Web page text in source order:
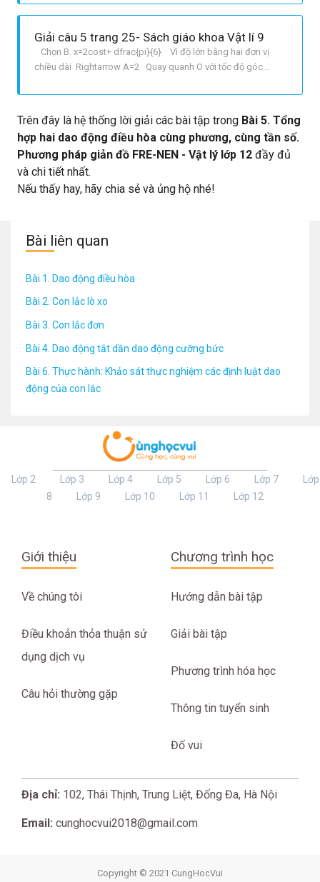
Giải câu 5 trang 25- Sách giáo khoa Vật lí 9
Chọn B. x=2cost+ dfrac{pi}{6} Vì độ lớn bằng hai đơn vị
chiều dài Rightarrow A=2 Quay quanh O với tốc độ góc
varphi=30^0=dfrac{pi}{6}
Trên đây là hệ thống lời giải các bài tập trong Bài 5. Tổng
hợp hai dao động điều hòa cùng phương, cùng tần số.
Phương pháp giản đồ FRE-NEN - Vật lý lớp 12 đầy đủ
và chi tiết nhất.
Nếu thấy hay, hãy chia sẻ và ủng hộ nhé!
Bài liên quan
Bài 1. Dao động điều hòa
Bài 2. Con lắc lò xo
Bài 3. Con lắc đơn
Bài 4. Dao động tắt dần dao động cưỡng bức
Bài 6. Thực hành: Khảo sát thực nghiệm các định luật dao
động của con lắc
Lớp 2 Lớp 3 Lớp 4 Lớp 5 Lớp 6 Lớp 7
Lớp
8
Lớp 9 Lớp 10 Lớp 11 Lớp 12
Giới thiệu
Về chúng tôi
Điều khoản thỏa thuận sử
dụng dịch vụ
Câu hỏi thường gặp
Chương trình học
Hướng dẫn bài tập
Giải bài tập
Phương trình hóa học
Thông tin tuyển sinh
Đố vui
Địa chỉ: 102, Thái Thịnh, Trung Liệt, Đống Đa, Hà Nội
Email: cunghocvui2018@gmail.com
Copyright © 2021 CungHocVui